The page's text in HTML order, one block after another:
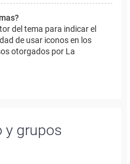
del tema para indicar el
de usar iconos en los
otorgados por La
y grupos